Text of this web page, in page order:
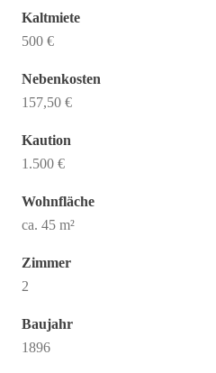
Kaltmiete
500 €
Nebenkosten
157,50 €
Kaution
1.500 €
Wohnfläche
ca. 45 m²
Zimmer
2
Baujahr
1896